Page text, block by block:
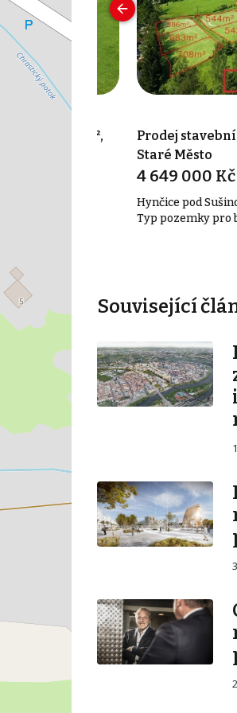
886 m²,
Město
• Plocha 886 m²
Prodej
Staré Město
4 649 000 Kč
Hynčice pod
Typ pozemky pro
Související